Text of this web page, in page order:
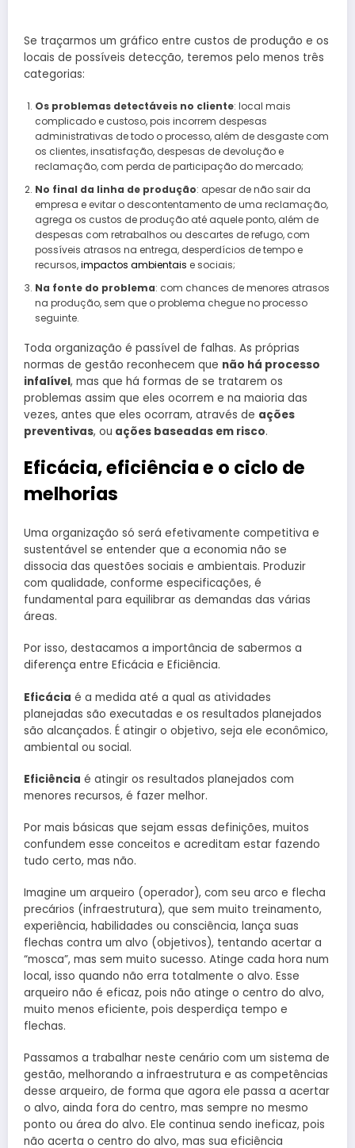
Se traçarmos um gráfico entre custos de produção e os
locais de possíveis detecção, teremos pelo menos três
categorias:
Os problemas detectáveis no cliente: local mais
complicado e custoso, pois incorrem despesas
administrativas de todo o processo, além de desgaste com
os clientes, insatisfação, despesas de devolução e
reclamação, com perda de participação do mercado;
No final da linha de produção: apesar de não sair da
empresa e evitar o descontentamento de uma reclamação,
agrega os custos de produção até aquele ponto, além de
despesas com retrabalhos ou descartes de refugo, com
possíveis atrasos na entrega, desperdícios de tempo e
recursos,impactos ambientais e sociais;
Na fonte do problema: com chances de menores atrasos
na produção, sem que o problema chegue no processo
seguinte.
Toda organização é passível de falhas. As próprias
normas de gestão reconhecem que não há processo
infalível, mas que há formas de se tratarem os
problemas assim que eles ocorrem e na maioria das
vezes, antes que eles ocorram, através de ações
preventivas, ou ações baseadas em risco.
Eficácia, eficiência e o ciclo de
melhorias
Uma organização só será efetivamente competitiva e
sustentável se entender que a economia não se
dissocia das questões sociais e ambientais. Produzir
com qualidade, conforme especificações, é
fundamental para equilibrar as demandas das várias
áreas.
Por isso, destacamos a importância de sabermos a
diferença entre Eficácia e Eficiência.
Eficácia é a medida até a qual as atividades
planejadas são executadas e os resultados planejados
são alcançados. É atingir o objetivo, seja ele econômico,
ambiental ou social.
Eficiência é atingir os resultados planejados com
menores recursos, é fazer melhor.
Por mais básicas que sejam essas definições, muitos
confundem esse conceitos e acreditam estar fazendo
tudo certo, mas não.
Imagine um arqueiro (operador), com seu arco e flecha
precários (infraestrutura), que sem muito treinamento,
experiência, habilidades ou consciência, lança suas
flechas contra um alvo (objetivos), tentando acertar a
“mosca”, mas sem muito sucesso. Atinge cada hora num
local, isso quando não erra totalmente o alvo. Esse
arqueiro não é eficaz, pois não atinge o centro do alvo,
muito menos eficiente, pois desperdiça tempo e
flechas.
Passamos a trabalhar neste cenário com um sistema de
gestão, melhorando a infraestrutura e as competências
desse arqueiro, de forma que agora ele passa a acertar
o alvo, ainda fora do centro, mas sempre no mesmo
ponto ou área do alvo. Ele continua sendo ineficaz, pois
não acerta o centro do alvo, mas sua eficiência